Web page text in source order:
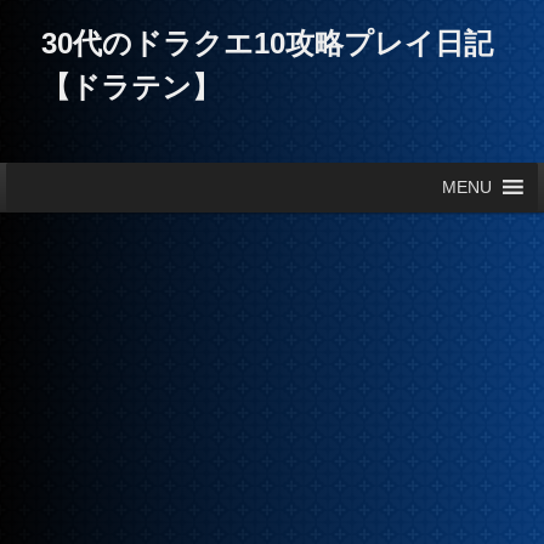
30代のドラクエ10攻略プレイ日記
【ドラテン】
MENU